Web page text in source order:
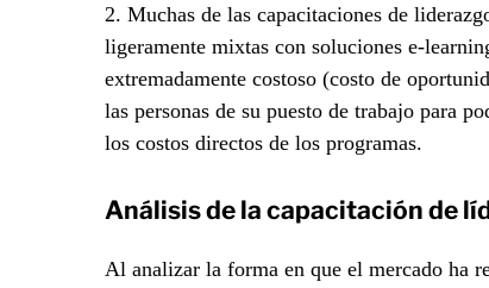
2. Muchas de las capacitaciones de
ligeramente mixtas con soluciones e-
extremadamente costoso (costo de
las personas de su puesto de trabajo para
los costos directos de los programas.
Análisis de la capacitación de
Al analizar la forma en que el mercado ha